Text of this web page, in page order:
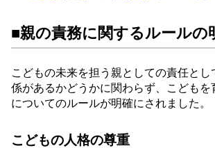
■親の責務に関するルールの
こどもの未来を担う親としての責任とし
係があるかどうかに関わらず、こどもを
についてのルールが明確にされました。
こどもの人格の尊重